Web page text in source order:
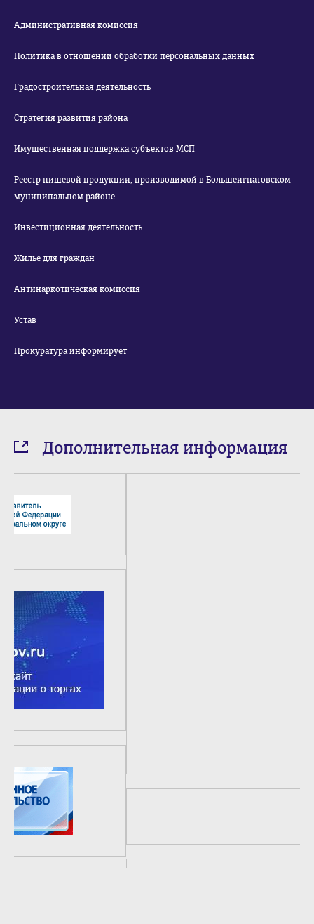
Административная комиссия
Политика в отношении обработки персональных данных
Градостроительная деятельность
Стратегия развития района
Имущественная поддержка субъектов МСП
Реестр пищевой продукции, производимой в Большеигнатовском
муниципальном районе
Инвестиционная деятельность
Жилье для граждан
Антинаркотическая комиссия
Устав
Прокуратура информирует
Дополнительная информация